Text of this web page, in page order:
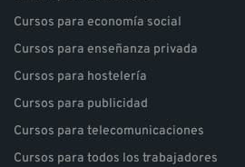
Cursos para economía social
Cursos para enseñanza privada
Cursos para hostelería
Cursos para publicidad
Cursos para telecomunicaciones
Cursos para todos los trabajadores